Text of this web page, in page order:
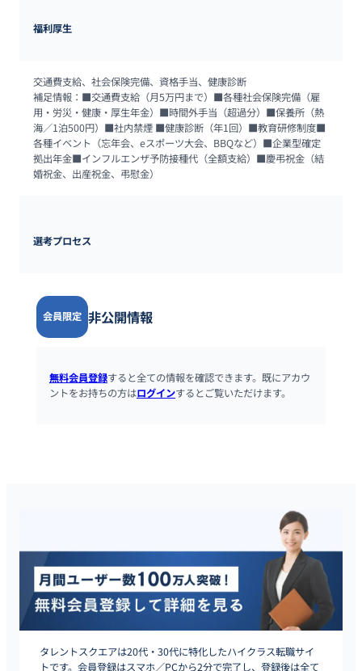
福利厚生
交通費支給、社会保険完備、資格手当、健康診断
補足情報：■交通費支給（月5万円まで）■各種社会保険完備（雇
用・労災・健康・厚生年金）■時間外手当（超過分）■保養所（熱
海／1泊500円）■社内禁煙 ■健康診断（年1回）■教育研修制度■
各種イベント（忘年会、eスポーツ大会、BBQなど）■企業型確定
拠出年金■インフルエンザ予防接種代（全額支給）■慶弔祝金（結
婚祝金、出産祝金、弔慰金）
選考プロセス
会員限定 非公開情報
無料会員登録すると全ての情報を確認できます。既にアカウ
ントをお持ちの方はログインするとご覧いただけます。
タレントスクエアは20代・30代に特化したハイクラス転職サイ
トです。会員登録はスマホ／PCから2分で完了し、登録後は全て